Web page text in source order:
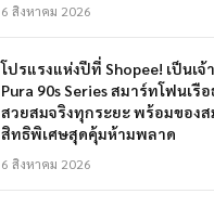
6 สิงหาคม 2026
โปรแรงแห่งปีที่ Shopee! เป็นเจ้
Pura 90s Series สมาร์ทโฟนเรื
สวยสมจริงทุกระยะ พร้อมของ
สิทธิพิเศษสุดคุ้มห้ามพลาด
6 สิงหาคม 2026